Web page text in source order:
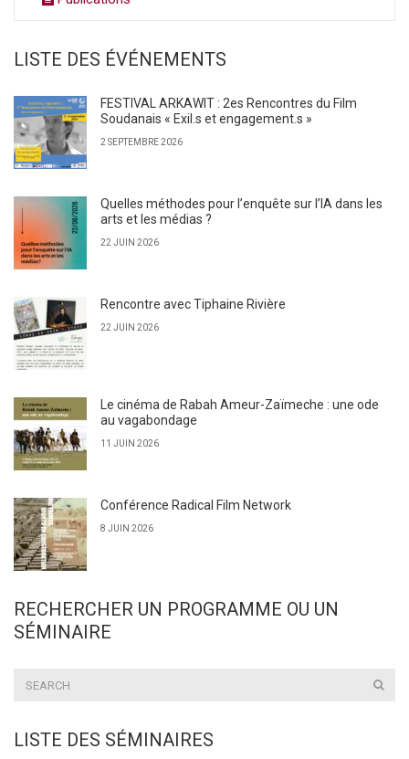
LISTE DES ÉVÉNEMENTS
FESTIVAL ARKAWIT : 2es Rencontres du Film
Soudanais « Exil.s et engagement.s »
2 SEPTEMBRE 2026
Quelles méthodes pour l’enquête sur l’IA dans les
arts et les médias ?
22 JUIN 2026
Rencontre avec Tiphaine Rivière
22 JUIN 2026
Le cinéma de Rabah Ameur-Zaïmeche : une ode
au vagabondage
11 JUIN 2026
Conférence Radical Film Network
8 JUIN 2026
RECHERCHER UN PROGRAMME OU UN
SÉMINAIRE
LISTE DES SÉMINAIRES